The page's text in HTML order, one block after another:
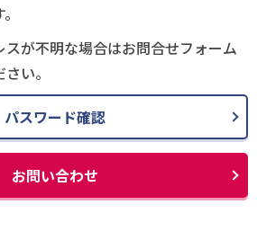
が不明な場合はお問合せフォーム
い。
パスワード確認
お問い合わせ